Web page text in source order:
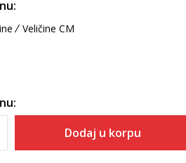
Veličine CM
Dodaj u korpu